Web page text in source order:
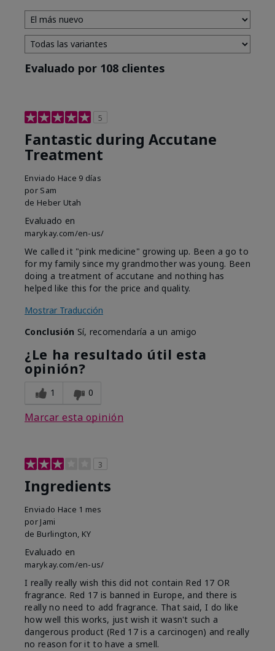
Evaluado por 108 clientes
5
Fantastic during Accutane
Treatment
Enviado Hace 9 días
por Sam
de Heber Utah
Evaluado en
marykay.com/en-us/
We called it "pink medicine" growing up. Been a go to
for my family since my grandmother was young. Been
doing a treatment of accutane and nothing has
helped like this for the price and quality.
Mostrar Traducción
Conclusión Sí, recomendaría a un amigo
¿Le ha resultado útil esta
opinión?
1 0
Marcar esta opinión
3
Ingredients
Enviado Hace 1 mes
por Jami
de Burlington, KY
Evaluado en
marykay.com/en-us/
I really really wish this did not contain Red 17 OR
fragrance. Red 17 is banned in Europe, and there is
really no need to add fragrance. That said, I do like
how well this works, just wish it wasn't such a
dangerous product (Red 17 is a carcinogen) and really
no reason for it to have a smell.